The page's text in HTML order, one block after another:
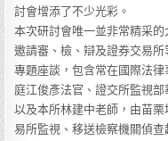
討會增添了不少光彩。
本次研討會唯一並非常精采
邀請審、檢、辯及證券交易
專題座談，包含常在國際法
庭江俊彥法官、證交所監視
以及本所林建中老師，由苗
易所監視、移送檢察機關偵